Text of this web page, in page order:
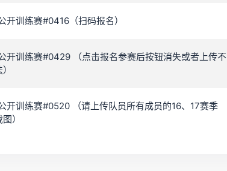
训练赛#0416（扫码报名）
开训练赛#0429 （点击报名参赛后按钮消失或者上传不
开训练赛#0520 （请上传队员所有成员的16、17赛季
）